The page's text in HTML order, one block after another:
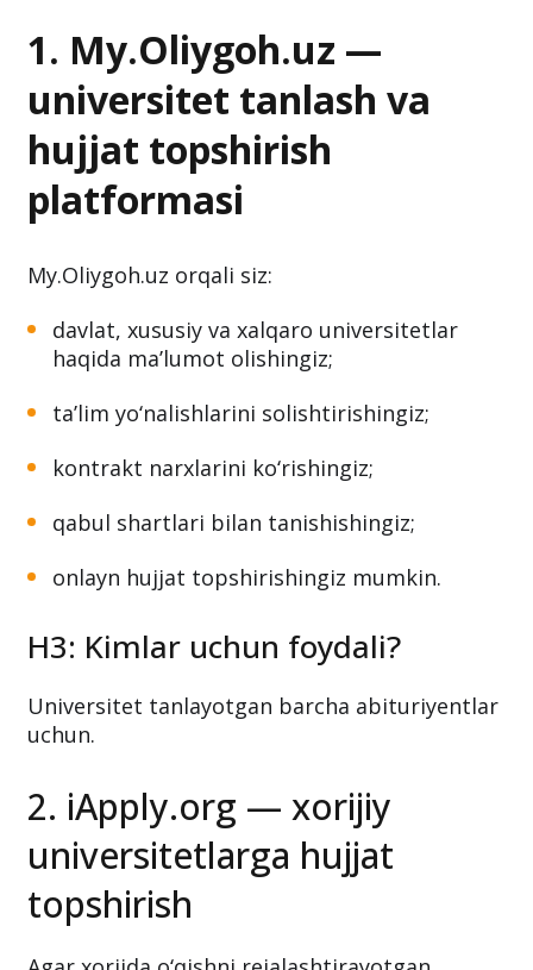
1. My.Oliygoh.uz —
universitet tanlash va
hujjat topshirish
platformasi
My.Oliygoh.uz orqali siz:
davlat, xususiy va xalqaro universitetlar
haqida ma’lumot olishingiz;
ta’lim yo‘nalishlarini solishtirishingiz;
kontrakt narxlarini ko‘rishingiz;
qabul shartlari bilan tanishishingiz;
onlayn hujjat topshirishingiz mumkin.
H3: Kimlar uchun foydali?
Universitet tanlayotgan barcha abituriyentlar
uchun.
2. iApply.org — xorijiy
universitetlarga hujjat
topshirish